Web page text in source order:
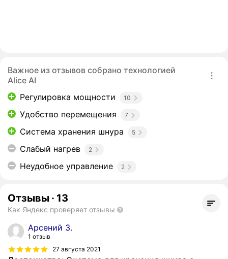
Важное из отзывов собрано технологией
Alice AI
Регулировка мощности
10
Удобство перемещения 7
Система хранения шнура 5
Слабый нагрев 2
Неудобное управление 2
Отзывы · 13
Как Яндекс проверяет отзывы
Арсений З.
1 отзыв
27 августа 2021